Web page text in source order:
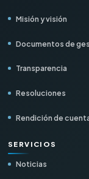
Misión y visión
Documentos de
Transparencia
Resoluciones
Rendición de
SERVICIOS
Noticias